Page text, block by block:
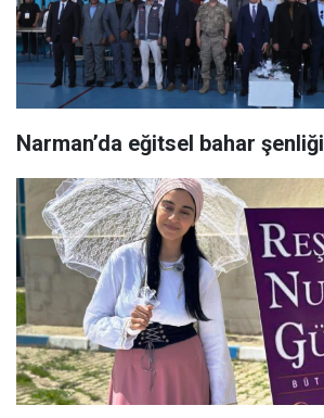
Narman’da eğitsel bahar şenliği